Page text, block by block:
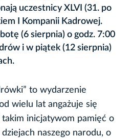
uczestnicy XLVI (31. po
I Kompanii Kadrowej.
(6 sierpnia) o godz. 7:00
i w piątek (12 sierpnia)
to wydarzenie
wielu lat angażuje się
inicjatywom pamięć o
naszego narodu, o